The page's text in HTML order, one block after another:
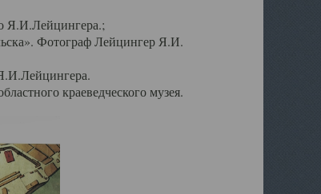
Я.И.Лейцингера.;
Фотограф Лейцингер Я.И.
краеведческого музея.